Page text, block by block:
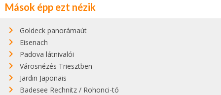
Mások épp ezt nézik
Goldeck panorámaút
Eisenach
Padova látnivalói
Városnézés Triesztben
Jardin Japonais
Badesee Rechnitz / Rohonci-tó